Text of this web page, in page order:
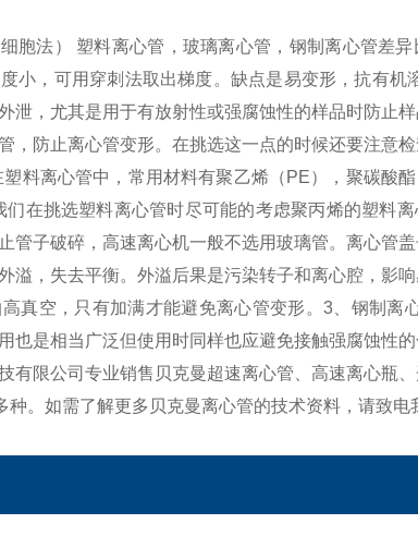
胞法） 塑料离心管，玻璃离心管，钢制离心管差
小，可用穿刺法取出梯度。缺点是易变形，抗有机
泄，尤其是用于有放射性或强腐蚀性的样品时防止
，防止离心管变形。在挑选这一点的时候还要注意
料离心管中，常用材料有聚乙烯（PE），聚碳酸
们在挑选塑料离心管时尽可能的考虑聚丙烯的塑料
管子破碎，高速离心机一般不选用玻璃管。离心管
溢，失去平衡。外溢后果是污染转子和离心腔，影
真空，只有加满才能避免离心管变形。3、钢制离
也是相当广泛但使用时同样也应避免接触强腐蚀性
有限公司专业销售贝克曼超速离心管、高速离心瓶
。如需了解更多贝克曼离心管的技术资料，请致电